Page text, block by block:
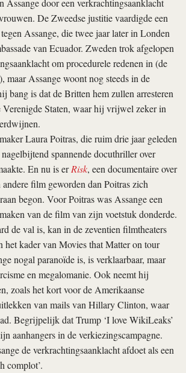
Assange door een verkrachtingsaanklacht
De Zweedse justitie vaardigde een
Assange, die twee jaar later in Londen
van Ecuador. Zweden trok afgelopen
om procedurele redenen in (de
maar Assange woont nog steeds in de
bang is dat de Britten hem zullen arresteren
Verenigde Staten, waar hij vrijwel zeker in
Laura Poitras, die ruim drie jaar geleden
spannende docuthriller over
En nu is erRisk, een documentaire over
film geworden dan Poitras zich
begon. Voor Poitras was Assange een
van de film van zijn voetstuk donderde.
de val is, kan in de zeventien filmtheaters
het kader van Movies that Matter on tour
nogal paranoïde is, is verklaarbaar, maar
en megalomanie. Ook neemt hij
zoals het kort voor de Amerikaanse
van mails van Hillary Clinton, waar
Begrijpelijk dat Trump ‘I love WikiLeaks’
aanhangers in de verkiezingscampagne.
de verkrachtingsaanklacht afdoet als een
complot’.